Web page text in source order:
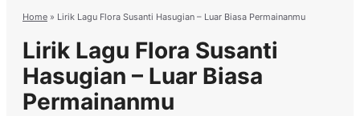
Home » Lirik Lagu Flora Susanti Hasugian – Luar Biasa Permainanmu
Lirik Lagu Flora Susanti
Hasugian – Luar Biasa
Permainanmu